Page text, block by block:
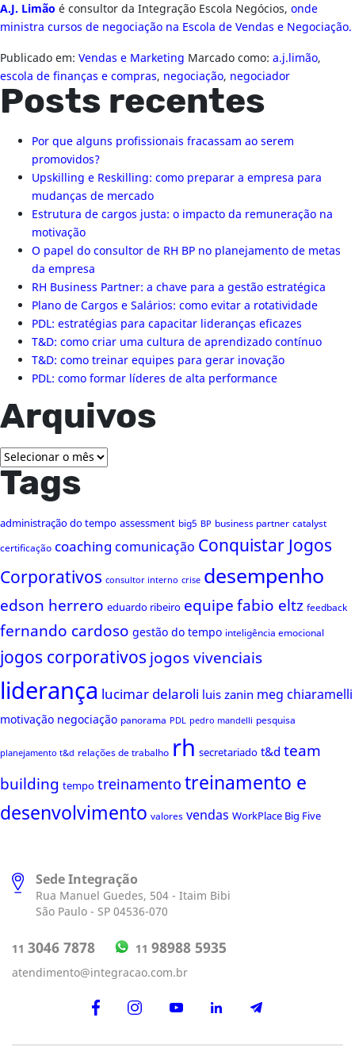
A.J. Limão é consultor da Integração Escola Negócios, onde
ministra cursos de negociação na Escola de Vendas e Negociação.
Publicado em: Vendas e Marketing Marcado como: a.j.limão,
escola de finanças e compras, negociação, negociador
Posts recentes
Por que alguns profissionais fracassam ao serem
promovidos?
Upskilling e Reskilling: como preparar a empresa para
mudanças de mercado
Estrutura de cargos justa: o impacto da remuneração na
motivação
O papel do consultor de RH BP no planejamento de metas
da empresa
RH Business Partner: a chave para a gestão estratégica
Plano de Cargos e Salários: como evitar a rotatividade
PDL: estratégias para capacitar lideranças eficazes
T&D: como criar uma cultura de aprendizado contínuo
T&D: como treinar equipes para gerar inovação
PDL: como formar líderes de alta performance
Arquivos
Arquivos
Tags
administração do tempo assessment big5 BP business partner catalyst
certificação coaching comunicação Conquistar Jogos
Corporativos consultor interno crise desempenho
edson herrero eduardo ribeiro equipefabio eltz feedback
fernando cardoso gestão do tempo inteligência emocional
jogos corporativos jogos vivenciais
liderança lucimar delaroli luis zanin meg chiaramelli
motivação negociação panorama PDL pedro mandelli pesquisa
planejamento t&d relações de trabalho rh secretariado t&d team
building tempo treinamentotreinamento e
desenvolvimento valores vendas WorkPlace Big Five
Sede Integração
Rua Manuel Guedes, 504 - Itaim Bibi
São Paulo - SP 04536-070
11 3046 7878 11 98988 5935
atendimento@integracao.com.br